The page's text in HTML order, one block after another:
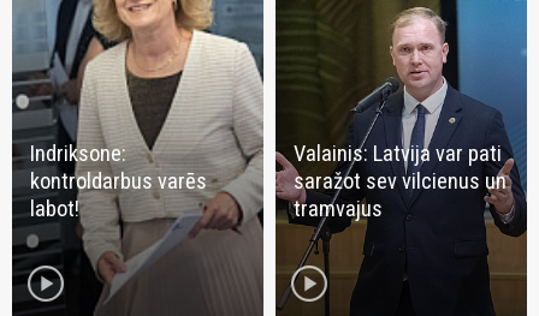
Indriksone:
kontroldarbus varēs
labot!
play_circle
Valainis: Latvija var pati
saražot sev vilcienus un
tramvajus
play_circle